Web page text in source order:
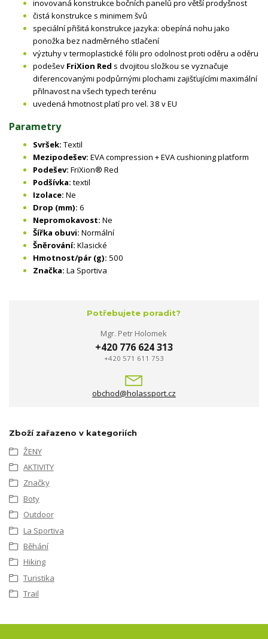
inovovaná konstrukce bočních panelů pro větší prodyšnost
čistá konstrukce s minimem švů
speciální přišitá konstrukce jazyka: obepíná nohu jako
ponožka bez nadměrného stlačení
výztuhy v termoplastické fólii pro odolnost proti oděru a oděru
podešev FriXion Red s dvojitou složkou se vyznačuje
diferencovanými podpůrnými plochami zajišťujícími maximální
přilnavost na všech typech terénu
uvedená hmotnost platí pro vel. 38 v EU
Parametry
Svršek: Textil
Mezipodešev: EVA compression + EVA cushioning platform
Podešev: FriXion® Red
Podšívka: textil
Izolace: Ne
Drop (mm): 6
Nepromokavost: Ne
Šířka obuvi: Normální
Šněrování: Klasické
Hmotnost/pár (g): 500
Značka: La Sportiva
Potřebujete poradit?
Mgr. Petr Holomek
+420 776 624 313
+420 571 611 753
obchod@holassport.cz
Zboží zařazeno v kategoriích
ŽENY
AKTIVITY
Značky
Boty
Outdoor
La Sportiva
Běhání
Hiking
Turistika
Trail